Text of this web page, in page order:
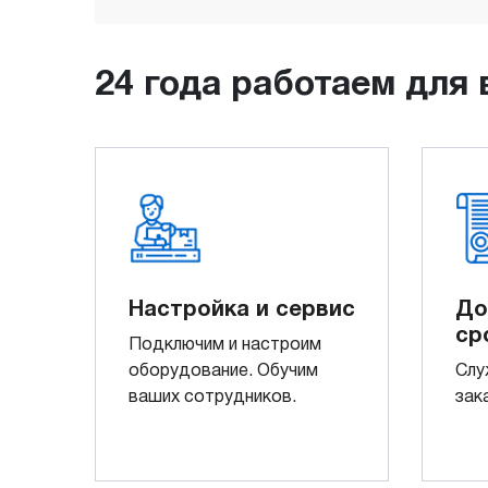
24 года работаем для
Настройка и сервис
Подключим и настроим
оборудование. Обучим
ваших сотрудников.